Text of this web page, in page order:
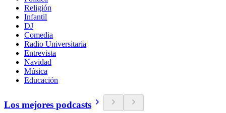
Religión
Infantil
DJ
Comedia
Radio Universitaria
Entrevista
Navidad
Música
Educación
Los mejores podcasts